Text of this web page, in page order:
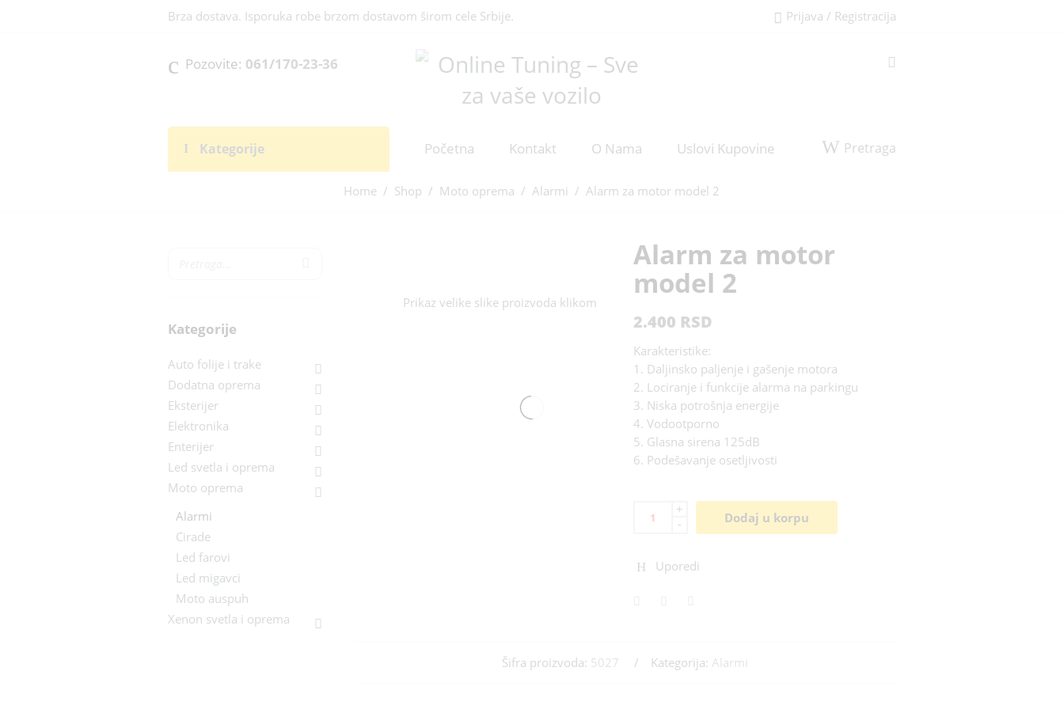
Brza dostava. Isporuka robe brzom dostavom širom cele Srbije. Prijava / Registracija
Pozovite: 061/170-23-36
Kategorije Početna Kontakt O Nama Uslovi Kupovine Pretraga
Home / Shop / Moto oprema / Alarmi / Alarm za motor model 2
Prikaz velike slike proizvoda klikom
Alarm za motor
model 2
2.400 RSD
Karakteristike:
1. Daljinsko paljenje i gašenje motora
2. Lociranje i funkcije alarma na parkingu
3. Niska potrošnja energije
4. Vodootporno
5. Glasna sirena 125dB
6. Podešavanje osetljivosti
+
-
Dodaj u korpu
Uporedi
Šifra proizvoda: 5027 Kategorija: Alarmi
Kategorije
Auto folije i trake
Dodatna oprema
Eksterijer
Elektronika
Enterijer
Led svetla i oprema
Moto oprema
Alarmi
Cirade
Led farovi
Led migavci
Moto auspuh
Xenon svetla i oprema